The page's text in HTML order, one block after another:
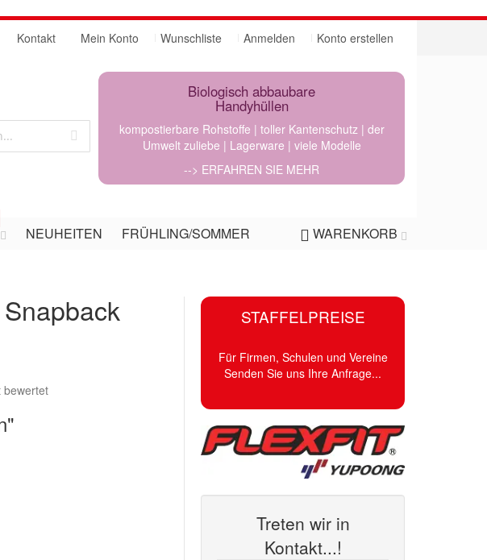
Mein Konto Wunschliste Anmelden Konto erstellen
Kontakt
Biologisch abbaubare
Handyhüllen
kompostierbare Rohstoffe | toller Kantenschutz | der
Umwelt zuliebe | Lagerware | viele Modelle
--> ERFAHREN SIE MEHR
WARENKORB
NEUHEITEN FRÜHLING/SOMMER
bewertet
STAFFELPREISE
Für Firmen, Schulen und Vereine
Senden Sie uns Ihre Anfrage...
Treten wir in
Kontakt...!